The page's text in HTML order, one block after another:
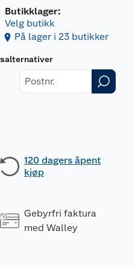
Butikklager:
Velg butikk
På lager i 23 butikker
120 dagers åpent
kjøp
Gebyrfri faktura
med Walley